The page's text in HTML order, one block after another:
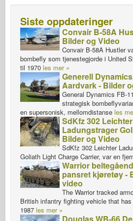
Siste oppdateringer
Convair B-58A
Bilder og Video
Convair B-58A Hustler
bombefly som tjenestegjorde i United
til 1970 les mer »
Generell
Aardvark - Bilder
General Dynamics FB-
strategisk
en supersonisk, mellomdistanse les
SdKfz 302 Leichter
Ladungstrager
Bilder og Video
SdKfz 302 Leichter
Goliath Light Charge Carrier, var en
Warrior
pansret kjøretøy -
video
The Warrior tracked
British infantry fighting vehicle that
1987 les mer »